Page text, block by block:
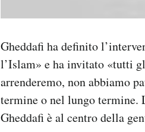
Gheddafi ha definito
l’Islam» e ha invitato «tutti
arrenderemo, non abbiamo
termine o nel lungo termine.
Gheddafi è al centro della